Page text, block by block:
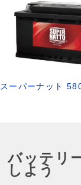
スーパーナット
バッテリ
しよう